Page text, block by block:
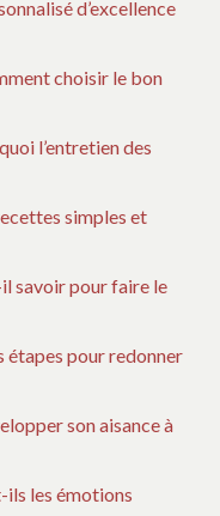
d’excellence
choisir le bon
l’entretien des
simples et
savoir pour faire le
étapes pour redonner
son aisance à
ils les émotions